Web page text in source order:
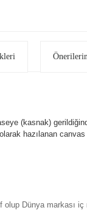
(kasnak)
hazılanan canvas
Dünya markası